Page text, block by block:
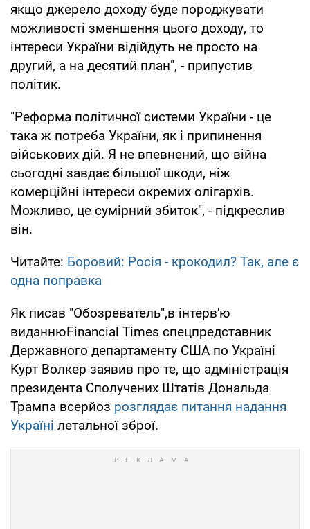
якщо джерело доходу буде породжувати
можливості зменшення цього доходу, то
інтереси України відійдуть не просто на
другий, а на десятий план", - припустив
політик.
"Реформа політичної системи України - це
така ж потреба України, як і припинення
військових дій. Я не впевнений, що війна
сьогодні завдає більшої шкоди, ніж
комерційні інтереси окремих олігархів.
Можливо, це сумірний збиток", - підкреслив
він.
Читайте: Боровий: Росія - крокодил? Так, але є
одна поправка
Як писав "Обозреватель",в інтерв'ю
виданнюFinancial Times спецпредставник
Державного департаменту США по Україні
Курт Волкер заявив про те, що адміністрація
президента Сполучених Штатів Дональда
Трампа всерйоз розглядає питання надання
Україні летальної зброї.